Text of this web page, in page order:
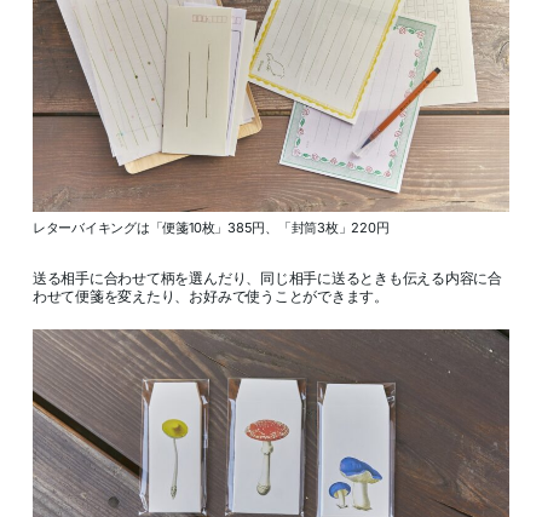
レターバイキングは「便箋10枚」385円、「封筒3枚」220円
送る相手に合わせて柄を選んだり、同じ相手に送るときも伝える内容に合
わせて便箋を変えたり、お好みで使うことができます。